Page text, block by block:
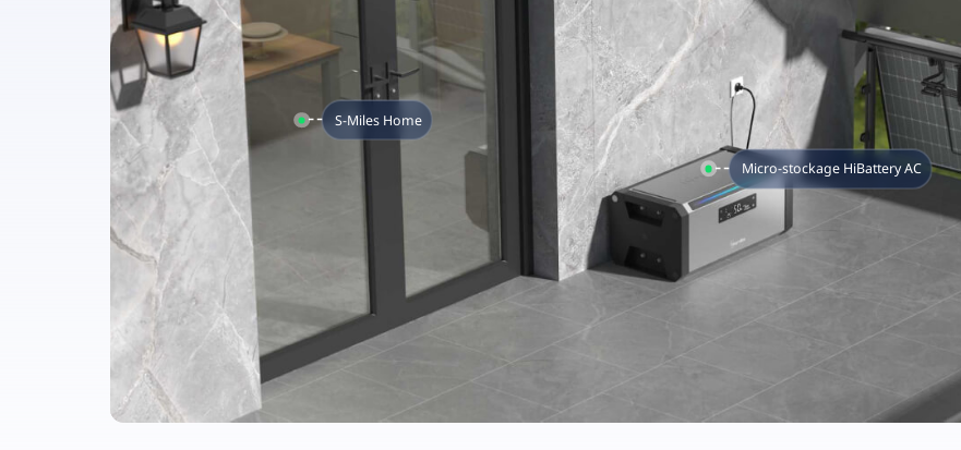
Micro-stockage HiBattery AC
S-Miles Home
Micro-onduleur
Chargeur de véhicules électriques Batterie
Onduleur de stockage